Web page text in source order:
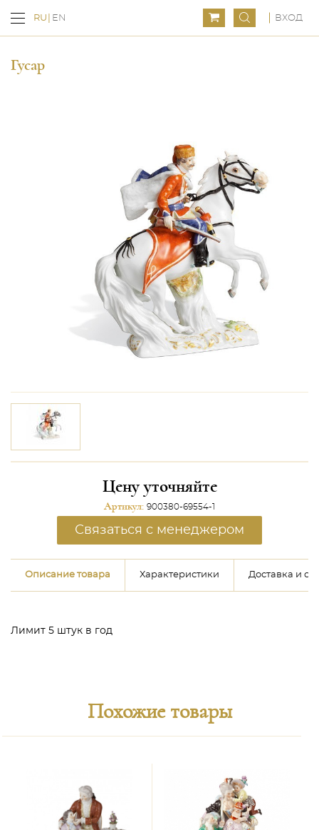
RU EN ВХОД
Гусар
Цену уточняйте
Артикул: 900380-69554-1
Связаться с менеджером
Описание товара Характеристики Доставка и
Лимит 5 штук в год
Похожие товары